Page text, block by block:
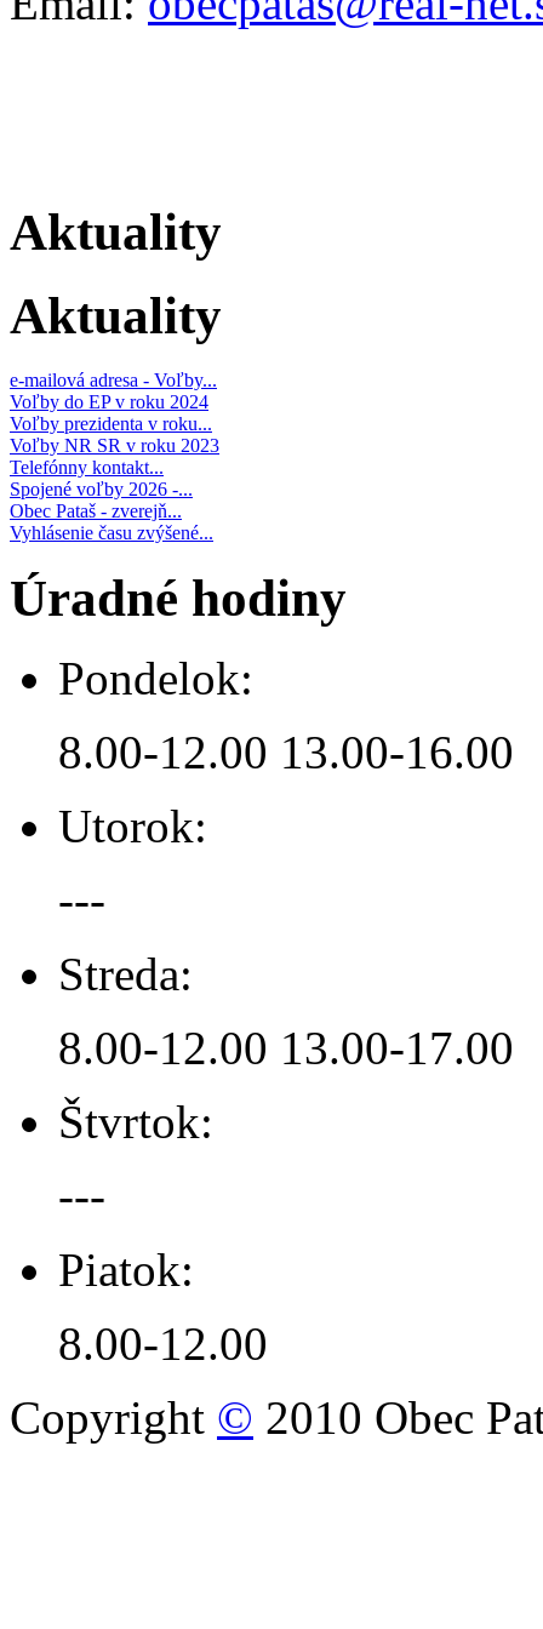
Aktuality
Aktuality
e-mailová adresa - Voľby...
Voľby do EP v roku 2024
Voľby prezidenta v roku...
Voľby NR SR v roku 2023
Telefónny kontakt...
Spojené voľby 2026 -...
Obec Pataš - zverejň...
Vyhlásenie času zvýšené...
Úradné hodiny
Pondelok:
8.00-12.00 13.00-16.00
Utorok:
---
Streda:
8.00-12.00 13.00-17.00
Štvrtok:
---
Piatok:
8.00-12.00
Copyright © 2010 Obec